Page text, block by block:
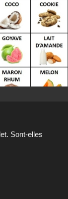
Sont-elles